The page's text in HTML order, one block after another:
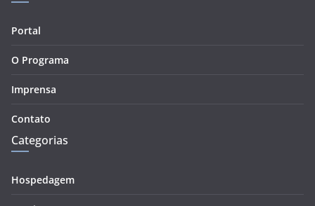
Portal
O Programa
Imprensa
Contato
Categorias
Hospedagem